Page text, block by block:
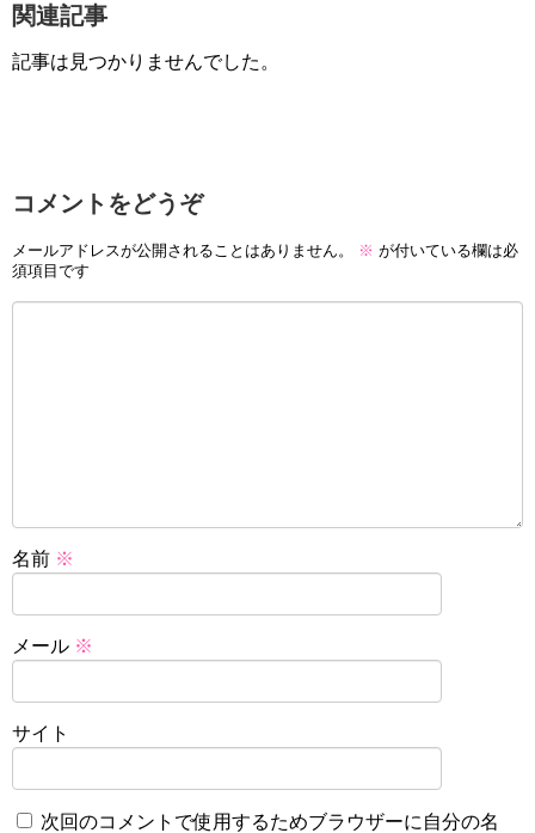
関連記事
記事は見つかりませんでした。
コメントをどうぞ
メールアドレスが公開されることはありません。 ※ が付いている欄は必
須項目です
名前 ※
メール ※
サイト
次回のコメントで使用するためブラウザーに自分の名